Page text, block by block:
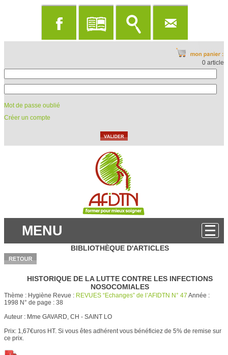
0 article
Mot de passe oublié
Créer un compte
MENU
BIBLIOTHÈQUE D'ARTICLES
HISTORIQUE DE LA LUTTE CONTRE LES INFECTIONS
NOSOCOMIALES
Thème : Hygiène Revue : REVUES “Echanges” de l’AFIDTN N° 47 Année :
1998 N° de page : 38
Auteur : Mme GAVARD, CH - SAINT LO
Prix: 1,67€uros HT. Si vous êtes adhérent vous bénéficiez de 5% de remise sur
ce prix.